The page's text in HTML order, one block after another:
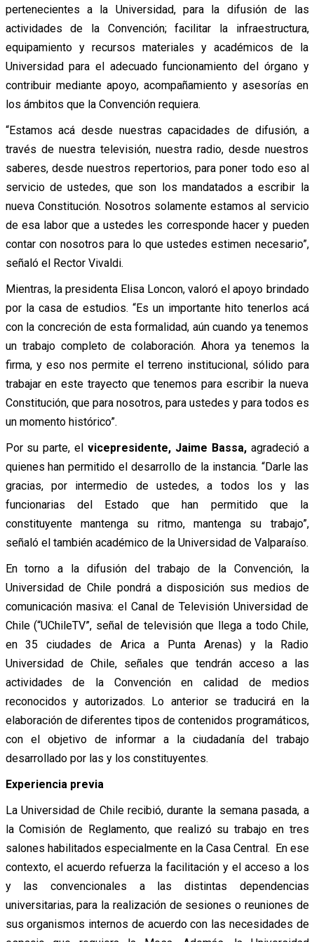
pertenecientes a la Universidad, para la difusión de las
actividades de la Convención; facilitar la infraestructura,
equipamiento y recursos materiales y académicos de la
Universidad para el adecuado funcionamiento del órgano y
contribuir mediante apoyo, acompañamiento y asesorías en
los ámbitos que la Convención requiera.
“Estamos acá desde nuestras capacidades de difusión, a
través de nuestra televisión, nuestra radio, desde nuestros
saberes, desde nuestros repertorios, para poner todo eso al
servicio de ustedes, que son los mandatados a escribir la
nueva Constitución. Nosotros solamente estamos al servicio
de esa labor que a ustedes les corresponde hacer y pueden
contar con nosotros para lo que ustedes estimen necesario”,
señaló el Rector Vivaldi.
Mientras, la presidenta Elisa Loncon, valoró el apoyo brindado
por la casa de estudios. “Es un importante hito tenerlos acá
con la concreción de esta formalidad, aún cuando ya tenemos
un trabajo completo de colaboración. Ahora ya tenemos la
firma, y eso nos permite el terreno institucional, sólido para
trabajar en este trayecto que tenemos para escribir la nueva
Constitución, que para nosotros, para ustedes y para todos es
un momento histórico”.
Por su parte, el vicepresidente, Jaime Bassa,agradeció a
quienes han permitido el desarrollo de la instancia. “Darle las
gracias, por intermedio de ustedes, a todos los y las
funcionarias del Estado que han permitido que la
constituyente mantenga su ritmo, mantenga su trabajo”,
señaló el también académico de la Universidad de Valparaíso.
En torno a la difusión del trabajo de la Convención, la
Universidad de Chile pondrá a disposición sus medios de
comunicación masiva: el Canal de Televisión Universidad de
Chile (“UChileTV”, señal de televisión que llega a todo Chile,
en 35 ciudades de Arica a Punta Arenas) y la Radio
Universidad de Chile, señales que tendrán acceso a las
actividades de la Convención en calidad de medios
reconocidos y autorizados. Lo anterior se traducirá en la
elaboración de diferentes tipos de contenidos programáticos,
con el objetivo de informar a la ciudadanía del trabajo
desarrollado por las y los constituyentes.
Experiencia previa
La Universidad de Chile recibió, durante la semana pasada, a
la Comisión de Reglamento, que realizó su trabajo en tres
salones habilitados especialmente en la Casa Central. En ese
contexto, el acuerdo refuerza la facilitación y el acceso a los
y las convencionales a las distintas dependencias
universitarias, para la realización de sesiones o reuniones de
sus organismos internos de acuerdo con las necesidades de